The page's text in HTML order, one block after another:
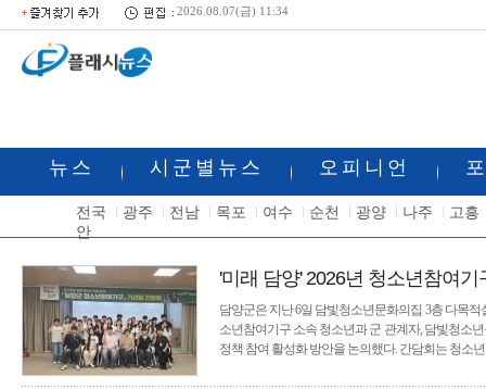
2026.08.07(금) 11:34
뉴스 시군별뉴스 오피니언
전국 광주 전남 목포 여수 순천 광양 나주
고흥
안
'미래 담양' 2026년 청소년참여기
담양군은 지난 6일 담빛청소년문화의집 3층 다목
소년참여기구 소속 청소년과 군 관계자, 담빛청소
정책 참여 활성화 방안을 논의했다. 간담회는 청소